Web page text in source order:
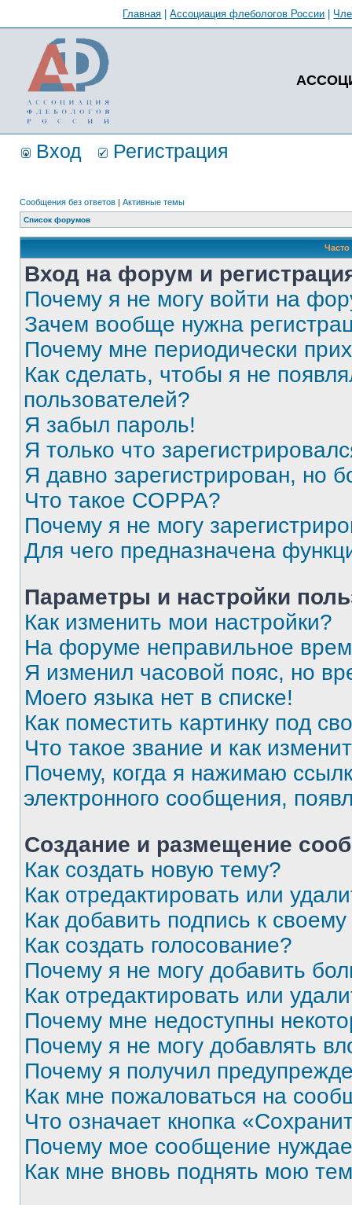
Главная |Ассоциация флебологов России
Вход Регистрация
Сообщения без ответов | Активные темы
Список форумов
Вход на форум и
Почему я не могу войти на
Зачем вообще нужна
Почему мне периодически
Как сделать, чтобы я не
пользователей?
Я забыл пароль!
Я только что
Я давно зарегистрирован, но
Что такое COPPA?
Почему я не могу
Для чего предназначена
Параметры и настройки
Как изменить мои настройки?
На форуме неправильное
Я изменил часовой пояс, но
Моего языка нет в списке!
Как поместить картинку под
Что такое звание и как
Почему, когда я нажимаю
электронного сообщения,
Создание и размещение
Как создать новую тему?
Как отредактировать или
Как добавить подпись к
Как создать голосование?
Почему я не могу добавить
Как отредактировать или
Почему мне недоступны
Почему я не могу добавлять
Почему я получил
Как мне пожаловаться на
Что означает кнопка
Почему мое сообщение
Как мне вновь поднять мою